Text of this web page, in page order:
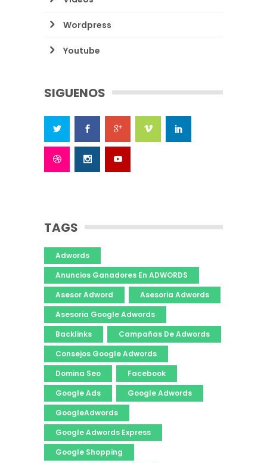
Wordpress
Youtube
SIGUENOS
TAGS
Adwords
Anuncios Ganadores En ADWORDS
Asesor Adword
Asesoria Adwords
Asesoria Google Adwords
Backlinks
Campañas De Adwords
Consejos Google Adwords
Domina Seo
Facebook
Google Ads
Google Adwords
GoogleAdwords
Google Adwords Express
Google Shopping